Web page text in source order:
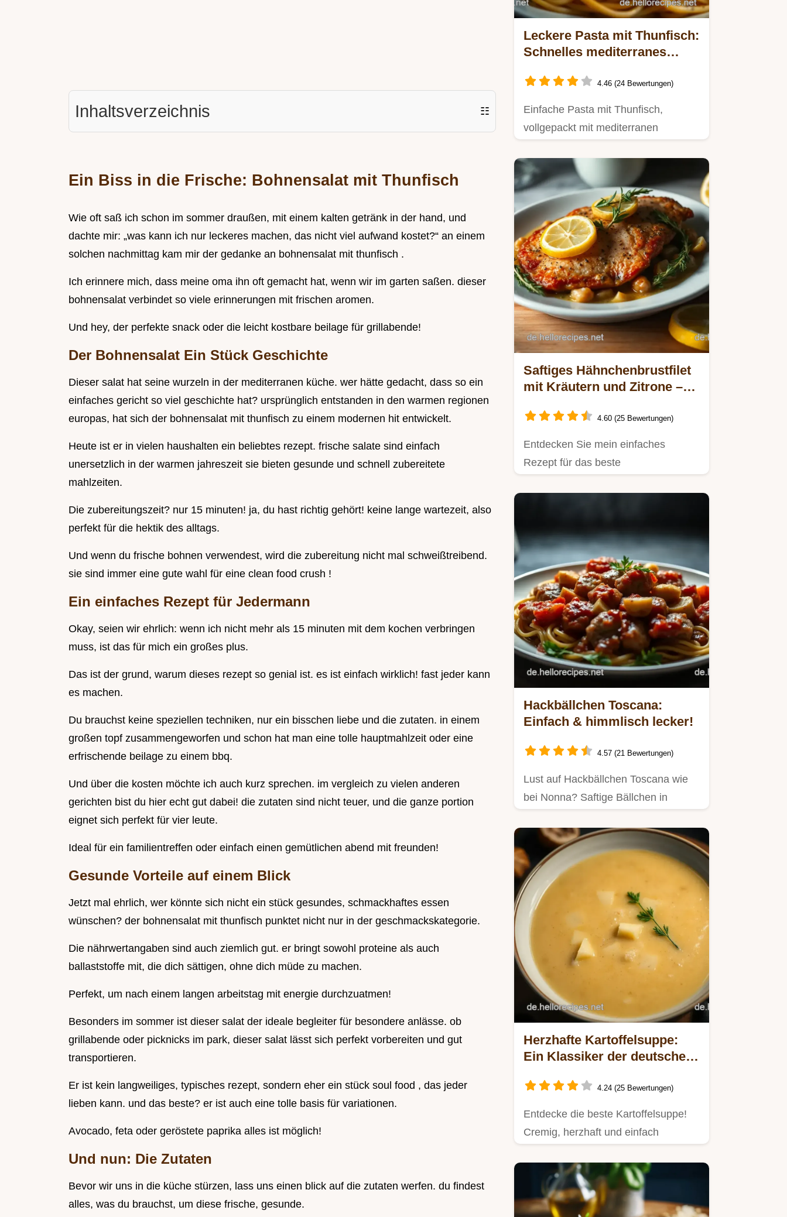
Inhaltsverzeichnis ☷
Ein Biss in die Frische: Bohnensalat mit Thunfisch
Wie oft saß ich schon im sommer draußen, mit einem kalten getränk in der hand, und
dachte mir: „was kann ich nur leckeres machen, das nicht viel aufwand kostet?“ an einem
solchen nachmittag kam mir der gedanke an bohnensalat mit thunfisch .
Ich erinnere mich, dass meine oma ihn oft gemacht hat, wenn wir im garten saßen. dieser
bohnensalat verbindet so viele erinnerungen mit frischen aromen.
Und hey, der perfekte snack oder die leicht kostbare beilage für grillabende!
Der Bohnensalat Ein Stück Geschichte
Dieser salat hat seine wurzeln in der mediterranen küche. wer hätte gedacht, dass so ein
einfaches gericht so viel geschichte hat? ursprünglich entstanden in den warmen regionen
europas, hat sich der bohnensalat mit thunfisch zu einem modernen hit entwickelt.
Heute ist er in vielen haushalten ein beliebtes rezept. frische salate sind einfach
unersetzlich in der warmen jahreszeit sie bieten gesunde und schnell zubereitete
mahlzeiten.
Die zubereitungszeit? nur 15 minuten! ja, du hast richtig gehört! keine lange wartezeit, also
perfekt für die hektik des alltags.
Und wenn du frische bohnen verwendest, wird die zubereitung nicht mal schweißtreibend.
sie sind immer eine gute wahl für eine clean food crush !
Ein einfaches Rezept für Jedermann
Okay, seien wir ehrlich: wenn ich nicht mehr als 15 minuten mit dem kochen verbringen
muss, ist das für mich ein großes plus.
Das ist der grund, warum dieses rezept so genial ist. es ist einfach wirklich! fast jeder kann
es machen.
Du brauchst keine speziellen techniken, nur ein bisschen liebe und die zutaten. in einem
großen topf zusammengeworfen und schon hat man eine tolle hauptmahlzeit oder eine
erfrischende beilage zu einem bbq.
Und über die kosten möchte ich auch kurz sprechen. im vergleich zu vielen anderen
gerichten bist du hier echt gut dabei! die zutaten sind nicht teuer, und die ganze portion
eignet sich perfekt für vier leute.
Ideal für ein familientreffen oder einfach einen gemütlichen abend mit freunden!
Gesunde Vorteile auf einem Blick
Jetzt mal ehrlich, wer könnte sich nicht ein stück gesundes, schmackhaftes essen
wünschen? der bohnensalat mit thunfisch punktet nicht nur in der geschmackskategorie.
Die nährwertangaben sind auch ziemlich gut. er bringt sowohl proteine als auch
ballaststoffe mit, die dich sättigen, ohne dich müde zu machen.
Perfekt, um nach einem langen arbeitstag mit energie durchzuatmen!
Besonders im sommer ist dieser salat der ideale begleiter für besondere anlässe. ob
grillabende oder picknicks im park, dieser salat lässt sich perfekt vorbereiten und gut
transportieren.
Er ist kein langweiliges, typisches rezept, sondern eher ein stück soul food , das jeder
lieben kann. und das beste? er ist auch eine tolle basis für variationen.
Avocado, feta oder geröstete paprika alles ist möglich!
Und nun: Die Zutaten
Bevor wir uns in die küche stürzen, lass uns einen blick auf die zutaten werfen. du findest
alles, was du brauchst, um diese frische, gesunde.
Leckere Pasta mit Thunfisch:
Schnelles mediterranes
4.46 (24 Bewertungen)
Einfache Pasta mit Thunfisch,
vollgepackt mit mediterranen
Saftiges Hähnchenbrustfilet
mit Kräutern und Zitrone –
4.60 (25 Bewertungen)
Entdecken Sie mein einfaches
Rezept für das beste
Hackbällchen Toscana:
Einfach & himmlisch lecker!
4.57 (21 Bewertungen)
Lust auf Hackbällchen Toscana wie
bei Nonna? Saftige Bällchen in
Herzhafte Kartoffelsuppe:
Ein Klassiker der deutschen
4.24 (25 Bewertungen)
Entdecke die beste Kartoffelsuppe!
Cremig, herzhaft und einfach